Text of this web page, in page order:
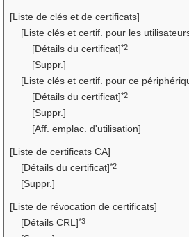
[Liste de clés et de certificats]
[Liste clés et certif. pour les
[Détails du certificat]*2
[Suppr.]
[Liste clés et certif. pour ce
[Détails du certificat]*2
[Suppr.]
[Aff. emplac. d'utilisation]
[Liste de certificats CA]
[Détails du certificat]*2
[Suppr.]
[Liste de révocation de certificats]
[Détails CRL]*3